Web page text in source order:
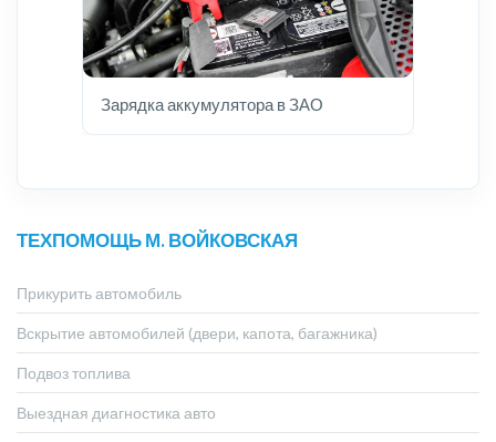
Зарядка аккумулятора в ЗАО
ТЕХПОМОЩЬ М. ВОЙКОВСКАЯ
Прикурить автомобиль
Вскрытие автомобилей (двери, капота, багажника)
Подвоз топлива
Выездная диагностика авто